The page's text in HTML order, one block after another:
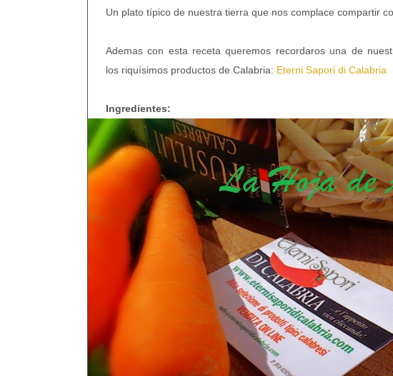
Un plato típico de nuestra tierra que nos complace compartir
Ademas con esta receta queremos recordaros una de
los riquísimos productos de Calabria: Eterni Sapori di Calabria
Ingredientes: